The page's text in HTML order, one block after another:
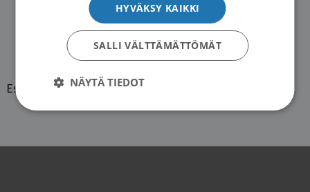
Esillä viestiketju 1 (1:stä)
HYVÄKSY KAIKKI
SALLI VÄLTTÄMÄTTÖMÄT
NÄYTÄ TIEDOT